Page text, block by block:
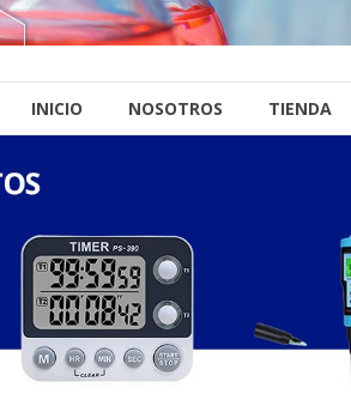
INICIO NOSOTROS TIENDA